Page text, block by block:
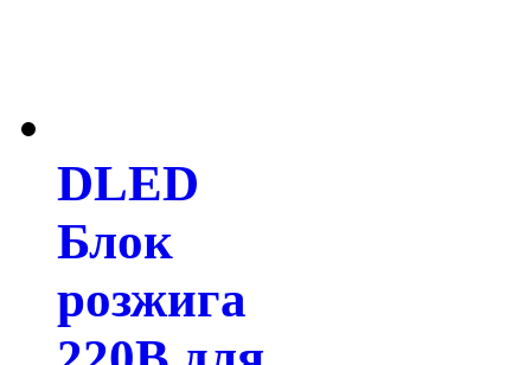
DLED
Блок
розжига